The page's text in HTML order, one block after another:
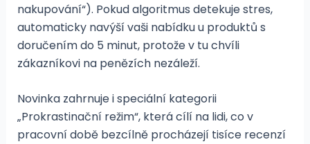
nakupování“). Pokud algoritmus detekuje stres,
automaticky navýší vaši nabídku u produktů s
doručením do 5 minut, protože v tu chvíli
zákazníkovi na penězích nezáleží.
Novinka zahrnuje i speciální kategorii
„Prokrastinační režim“, která cílí na lidi, co v
pracovní době bezcílně procházejí tisíce recenzí